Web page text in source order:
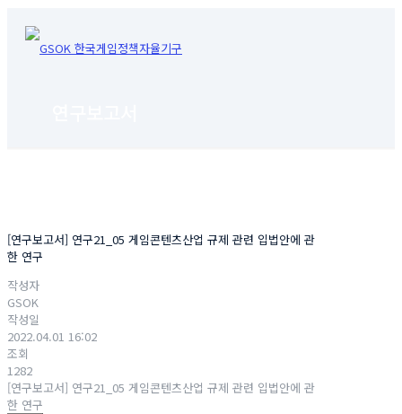
[연구보고서] 연구21_05 게임콘텐츠산업 규제 관련 입법안에 관
한 연구
작성자
GSOK
작성일
2022.04.01 16:02
조회
1282
[연구보고서] 연구21_05 게임콘텐츠산업 규제 관련 입법안에 관
한 연구